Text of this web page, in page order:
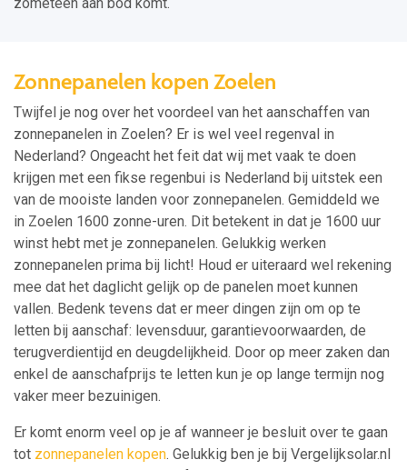
zometeen aan bod komt.
Zonnepanelen kopen Zoelen
Twijfel je nog over het voordeel van het aanschaffen van
zonnepanelen in Zoelen? Er is wel veel regenval in
Nederland? Ongeacht het feit dat wij met vaak te doen
krijgen met een fikse regenbui is Nederland bij uitstek een
van de mooiste landen voor zonnepanelen. Gemiddeld we
in Zoelen 1600 zonne-uren. Dit betekent in dat je 1600 uur
winst hebt met je zonnepanelen. Gelukkig werken
zonnepanelen prima bij licht! Houd er uiteraard wel rekening
mee dat het daglicht gelijk op de panelen moet kunnen
vallen. Bedenk tevens dat er meer dingen zijn om op te
letten bij aanschaf: levensduur, garantievoorwaarden, de
terugverdientijd en deugdelijkheid. Door op meer zaken dan
enkel de aanschafprijs te letten kun je op lange termijn nog
vaker meer bezuinigen.
Er komt enorm veel op je af wanneer je besluit over te gaan
tot zonnepanelen kopen. Gelukkig ben je bij Vergelijksolar.nl